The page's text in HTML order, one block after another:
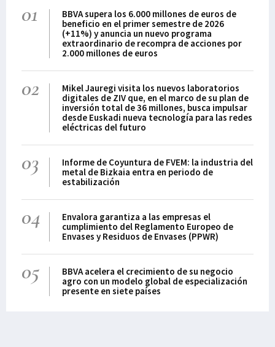
01
BBVA supera los 6.000 millones de euros de
beneficio en el primer semestre de 2026
(+11%) y anuncia un nuevo programa
extraordinario de recompra de acciones por
2.000 millones de euros
02
Mikel Jauregi visita los nuevos laboratorios
digitales de ZIV que, en el marco de su plan de
inversión total de 36 millones, busca impulsar
desde Euskadi nueva tecnología para las redes
eléctricas del futuro
03
Informe de Coyuntura de FVEM: la industria del
metal de Bizkaia entra en periodo de
estabilización
04
Envalora garantiza a las empresas el
cumplimiento del Reglamento Europeo de
Envases y Residuos de Envases (PPWR)
05
BBVA acelera el crecimiento de su negocio
agro con un modelo global de especialización
presente en siete países